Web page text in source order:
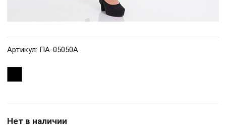
Артикул: ПА-05050А
Нет в наличии